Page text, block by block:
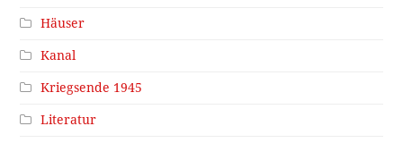
Häuser
Kanal
Kriegsende 1945
Literatur